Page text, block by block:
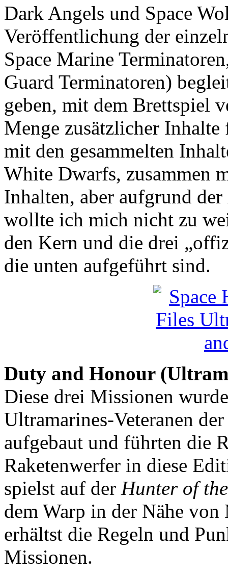
Dark Angels und Space
Veröffentlichung der
Space Marine
Guard Terminatoren)
geben, mit dem Brettspiel
Menge zusätzlicher
mit den gesammelten
White Dwarfs, zusammen
Inhalten, aber aufgrund
wollte ich mich nicht zu
den Kern und die drei
die unten aufgeführt sind.
Duty and Honour
Diese drei Missionen
Ultramarines-Veteranen
aufgebaut und führten die
Raketenwerfer in diese
spielst auf der Hunter of
dem Warp in der Nähe
erhältst die Regeln und
Missionen.